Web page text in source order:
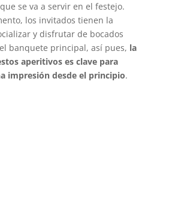
se va a servir en el festejo.
los invitados tienen la
y disfrutar de bocados
banquete principal, así pues, la
aperitivos es clave para
impresión desde el principio.